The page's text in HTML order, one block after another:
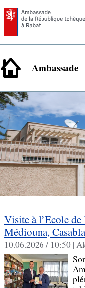
Ambassade
Visite à l’Ecole de
Médiouna,
10.06.2026 / 10:50 |